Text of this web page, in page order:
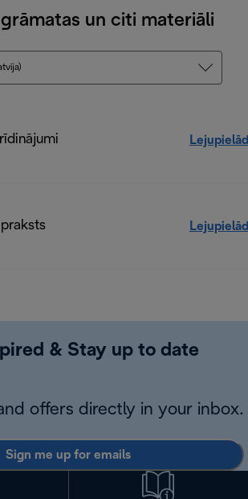
un citi materiāli
& Stay up to date
offers directly in your inbox.
Sign me up for emails